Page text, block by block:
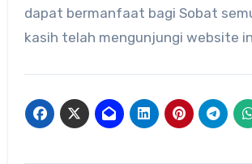
dapat bermanfaat bagi Sobat
kasih telah mengunjungi website